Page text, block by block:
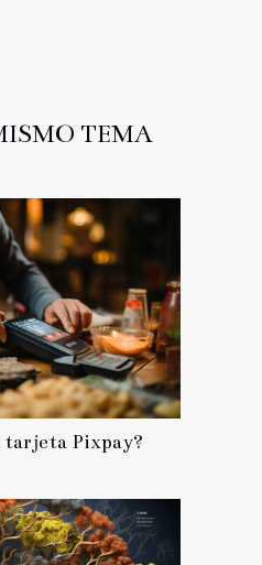
TEMA
tarjeta Pixpay?